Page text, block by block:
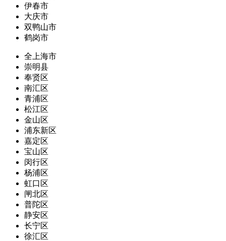
伊春市
大庆市
双鸭山市
鹤岗市
全上海市
崇明县
奉贤区
南汇区
青浦区
松江区
金山区
浦东新区
嘉定区
宝山区
闵行区
杨浦区
虹口区
闸北区
普陀区
静安区
长宁区
徐汇区